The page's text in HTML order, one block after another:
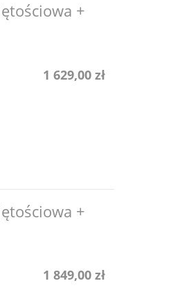
+
1 629,00 zł
+
1 849,00 zł